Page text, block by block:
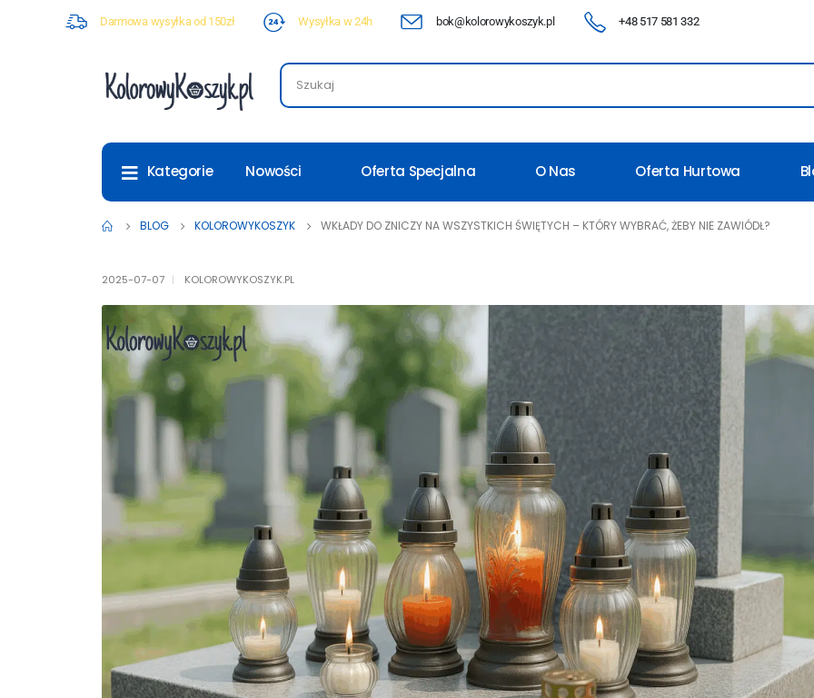
Darmowa wysyłka od 150zł Wysyłka w 24h bok@kolorowykoszyk.pl +48 517 581 332
Kategorie Nowości Oferta Specjalna O Nas Oferta Hurtowa
BLOG KOLOROWYKOSZYK WKŁADY DO ZNICZY NA WSZYSTKICH ŚWIĘTYCH – KTÓRY WYBRAĆ, ŻEBY NIE ZAWIÓDŁ?
2025-07-07 KOLOROWYKOSZYK.PL